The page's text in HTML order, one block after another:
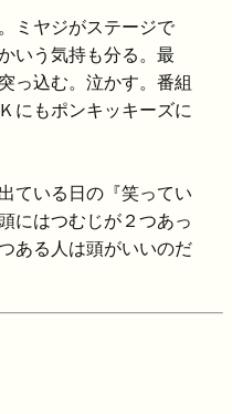
ミヤジがステージで
いう気持も分る。最
っ込む。泣かす。番組
にもポンキッキーズに
ている日の『笑ってい
にはつむじが２つあっ
ある人は頭がいいのだ